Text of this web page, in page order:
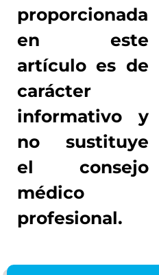
proporcionada
en este
artículo es de
carácter
informativo y
no sustituye
el consejo
médico
profesional.